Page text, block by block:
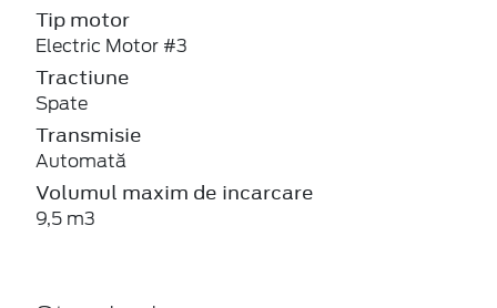
Tip motor
Electric Motor #3
Tractiune
Spate
Transmisie
Automată
Volumul maxim de incarcare
9,5 m3